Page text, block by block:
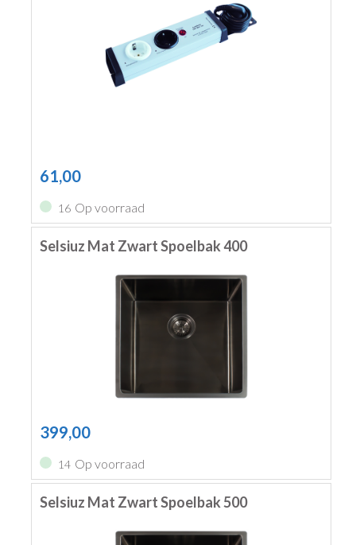
61,00
16 Op voorraad
Selsiuz Mat Zwart Spoelbak 400
399,00
14 Op voorraad
Selsiuz Mat Zwart Spoelbak 500